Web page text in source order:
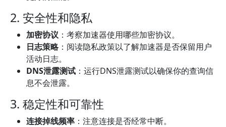
2. 安全性和隐私
加密协议 ：考察加速器使用哪些加密协议。
日志策略：阅读隐私政策以了解加速器是否保留用户
活动日志。
DNS泄露测试 ：运行DNS泄露测试以确保你的查询信
息不会泄露。
3. 稳定性和可靠性
连接掉线频率 ：注意连接是否经常中断。